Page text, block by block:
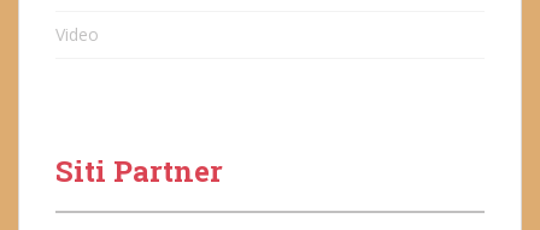
Video
Siti Partner